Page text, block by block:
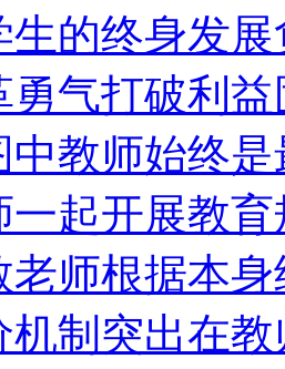
生的终身发展
勇气打破利益
中教师始终是
一起开展教育
老师根据本身
机制突出在教